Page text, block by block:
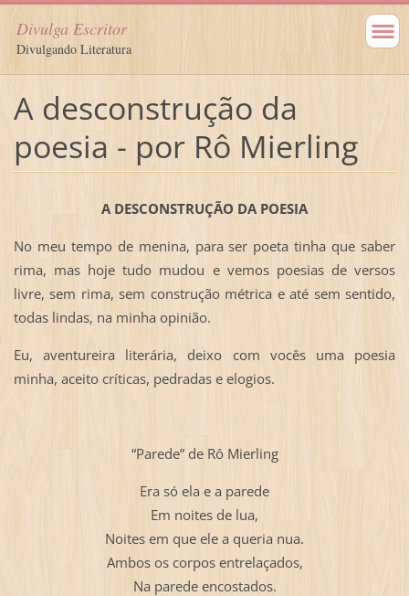
Divulga Escritor
Divulgando Literatura
A desconstrução da
poesia - por Rô Mierling
A DESCONSTRUÇÃO DA POESIA
No meu tempo de menina, para ser poeta tinha que saber
rima, mas hoje tudo mudou e vemos poesias de versos
livre, sem rima, sem construção métrica e até sem sentido,
todas lindas, na minha opinião.
Eu, aventureira literária, deixo com vocês uma poesia
minha, aceito críticas, pedradas e elogios.
“Parede” de Rô Mierling
Era só ela e a parede
Em noites de lua,
Noites em que ele a queria nua.
Ambos os corpos entrelaçados,
Na parede encostados.